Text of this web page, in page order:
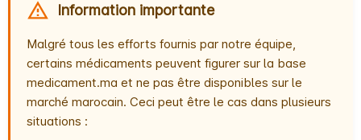
Information importante
Malgré tous les efforts fournis par notre équipe,
certains médicaments peuvent figurer sur la base
medicament.ma et ne pas être disponibles sur le
marché marocain. Ceci peut être le cas dans plusieurs
situations :